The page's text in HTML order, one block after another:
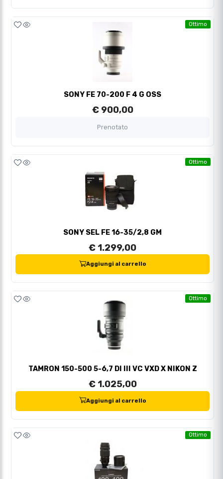
Ottimo
SONY FE 70-200 F 4 G OSS
€ 900,00
Prenotato
Ottimo
SONY SEL FE 16-35/2,8 GM
€ 1.299,00
Aggiungi al carrello
Ottimo
TAMRON 150-500 5-6,7 DI III VC VXD X NIKON Z
€ 1.025,00
Aggiungi al carrello
Ottimo